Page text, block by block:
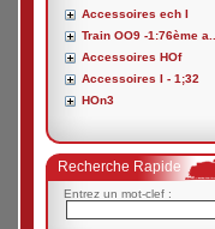
Accessoires ech I
Train OO9 -1:76ème a...
Accessoires HOf
Accessoires I - 1;32
HOn3
Recherche Rapide
Entrez un mot-clef :